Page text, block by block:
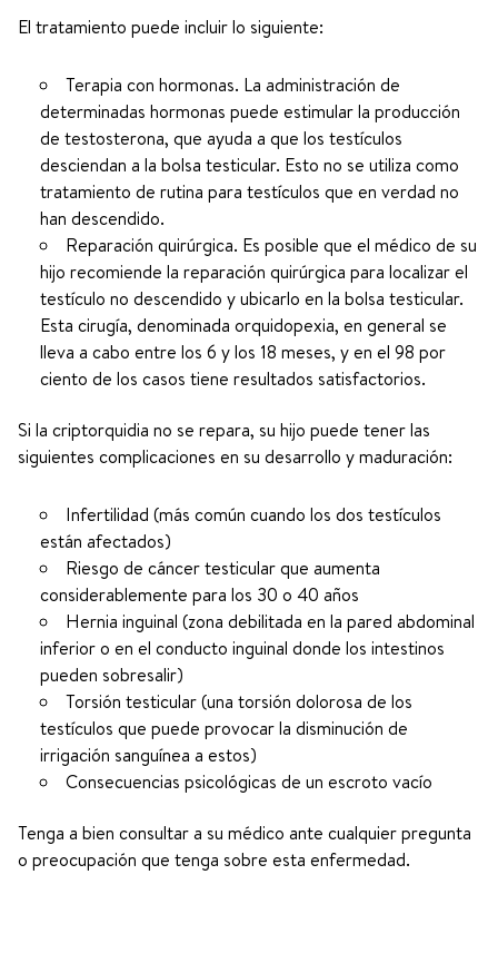
El tratamiento puede incluir lo siguiente:
Terapia con hormonas. La administración de
determinadas hormonas puede estimular la producción
de testosterona, que ayuda a que los testículos
desciendan a la bolsa testicular. Esto no se utiliza como
tratamiento de rutina para testículos que en verdad no
han descendido.
Reparación quirúrgica. Es posible que el médico de su
hijo recomiende la reparación quirúrgica para localizar el
testículo no descendido y ubicarlo en la bolsa testicular.
Esta cirugía, denominada orquidopexia, en general se
lleva a cabo entre los 6 y los 18 meses, y en el 98 por
ciento de los casos tiene resultados satisfactorios.
Si la criptorquidia no se repara, su hijo puede tener las
siguientes complicaciones en su desarrollo y maduración:
Infertilidad (más común cuando los dos testículos
están afectados)
Riesgo de cáncer testicular que aumenta
considerablemente para los 30 o 40 años
Hernia inguinal (zona debilitada en la pared abdominal
inferior o en el conducto inguinal donde los intestinos
pueden sobresalir)
Torsión testicular (una torsión dolorosa de los
testículos que puede provocar la disminución de
irrigación sanguínea a estos)
Consecuencias psicológicas de un escroto vacío
Tenga a bien consultar a su médico ante cualquier pregunta
o preocupación que tenga sobre esta enfermedad.